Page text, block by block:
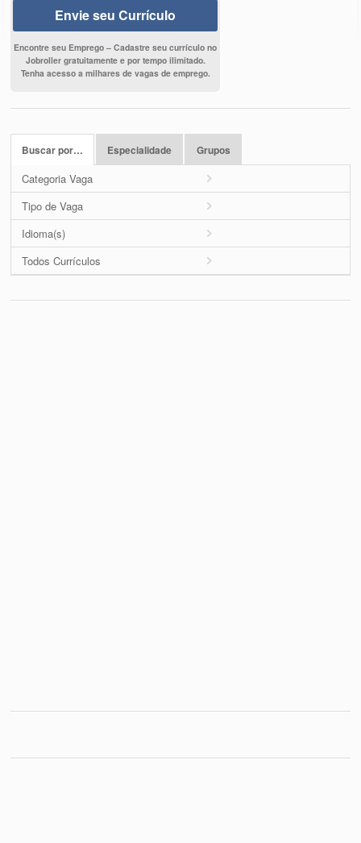
Envie seu Currículo
Encontre seu Emprego – Cadastre seu currículo no
Jobroller gratuitamente e por tempo ilimitado.
Tenha acesso a milhares de vagas de emprego.
Buscar por… Especialidade Grupos
Categoria Vaga
Tipo de Vaga
Idioma(s)
Todos Currículos